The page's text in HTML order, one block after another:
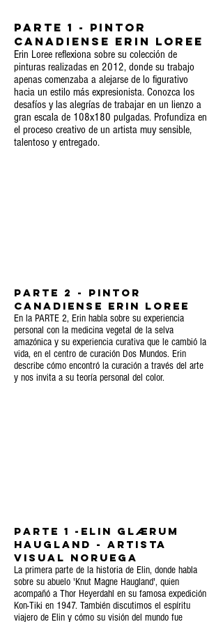
PARTE 1 - Pintor
canadiense Erin Loree
Erin Loree reflexiona sobre su colección de
pinturas realizadas en 2012, donde su trabajo
apenas comenzaba a alejarse de lo figurativo
hacia un estilo más expresionista. Conozca los
desafíos y las alegrías de trabajar en un lienzo a
gran escala de 108x180 pulgadas. Profundiza en
el proceso creativo de un artista muy sensible,
talentoso y entregado.
PARTE 2 - Pintor
canadiense Erin Loree
En la PARTE 2, Erin habla sobre su experiencia
personal con la medicina vegetal de la selva
amazónica y su experiencia curativa que le cambió la
vida, en el centro de curación Dos Mundos. Erin
describe cómo encontró la curación a través del arte
y nos invita a su teoría personal del color.
PARTE 1 -Elin Glærum
Haugland - Artista
visual noruega
La primera parte de la historia de Elin, donde habla
sobre su abuelo 'Knut Magne Haugland', quien
acompañó a Thor Heyerdahl en su famosa expedición
Kon-Tiki en 1947. También discutimos el espíritu
viajero de Elin y cómo su visión del mundo fue